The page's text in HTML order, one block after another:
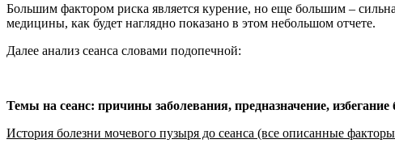
Большим фактором риска является курение, но еще большим –
медицины, как будет наглядно показано в этом небольшом отчете.
Далее анализ сеанса словами подопечной:
Темы на сеанс: причины заболевания, предназначение,
История болезни мочевого пузыря до сеанса (все описанные